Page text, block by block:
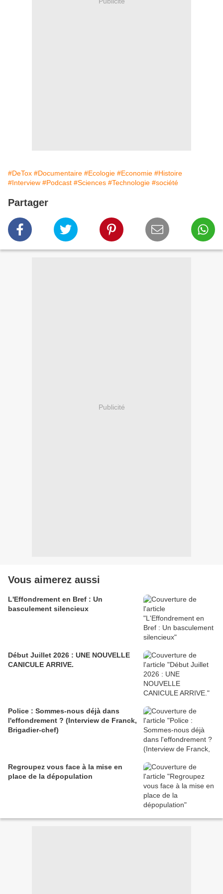
#DeTox #Documentaire #Ecologie #Economie #Histoire
#Interview #Podcast #Sciences #Technologie #société
Partager
Publicité
Vous aimerez aussi
L'Effondrement en Bref : Un
basculement silencieux
Début Juillet 2026 : UNE NOUVELLE
CANICULE ARRIVE.
Police : Sommes-nous déjà dans
l'effondrement ? (Interview de Franck,
Brigadier-chef)
Regroupez vous face à la mise en
place de la dépopulation